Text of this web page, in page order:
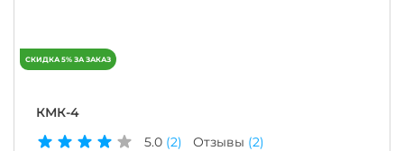
КМК-4
5.0 (2) Отзывы (2)